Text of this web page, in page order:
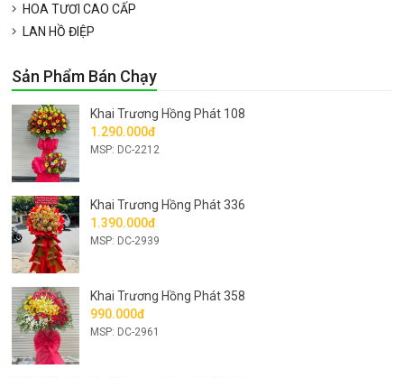
HOA TƯƠI CAO CẤP
LAN HỒ ĐIỆP
Sản Phẩm Bán Chạy
Khai Trương Hồng Phát 108
1.290.000đ
MSP: DC-2212
Khai Trương Hồng Phát 336
1.390.000đ
MSP: DC-2939
Khai Trương Hồng Phát 358
990.000đ
MSP: DC-2961